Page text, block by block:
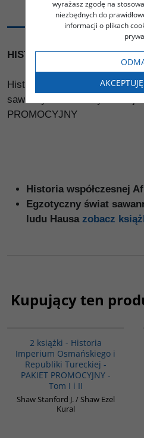
OPIS
HISTORIA I KULTURA
Historia współczesnej Afryki /
sawanny. Kultura i cywilizacja
PROMOCYJNY
Historia współczesnej
Egzotyczny świat
ludu Hausa zobacz
Kupujący ten
2 książki - Historia
Imperium Osmańskiego i
Republiki Tureckiej -
PAKIET PROMOCYJNY -
Tom I i II
Shaw Stanford J. / Shaw Ezel
Kural
wyrażasz zgodę na
niezbędnych do
informacji o plikach